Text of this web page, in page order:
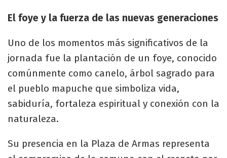
El foye y la fuerza de las nuevas generaciones
Uno de los momentos más significativos de la
jornada fue la plantación de un foye, conocido
comúnmente como canelo, árbol sagrado para
el pueblo mapuche que simboliza vida,
sabiduría, fortaleza espiritual y conexión con la
naturaleza.
Su presencia en la Plaza de Armas representa